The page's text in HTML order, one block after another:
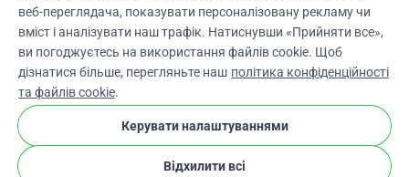
Ukarrow_drop_down
★★★★★4,9 / 5 на основі 500+ відгуків
WhyDonate
Конфіденційність і файли cookie
веб-переглядача, показувати персоналізовану рекламу чи
вміст і аналізувати наш трафік. Натиснувши «Прийняти все»,
ви погоджуєтесь на використання файлів cookie. Щоб
дізнатися більше, перегляньте наш політика конфіденційності
та файлів cookie.
Керувати налаштуваннями
Відхилити всі